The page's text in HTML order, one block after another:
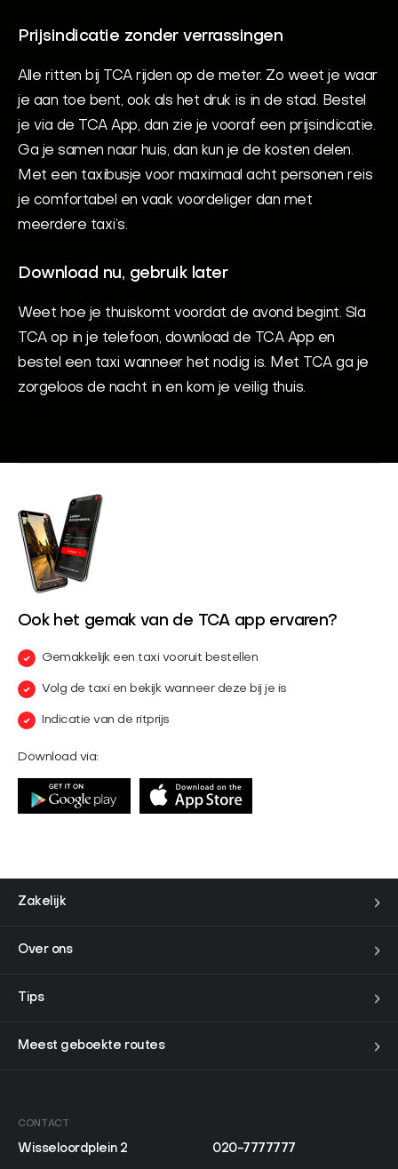
Prijsindicatie zonder verrassingen
Alle ritten bij TCA rijden op de meter. Zo weet je waar
je aan toe bent, ook als het druk is in de stad. Bestel
je via de TCA App, dan zie je vooraf een prijsindicatie.
Ga je samen naar huis, dan kun je de kosten delen.
Met een taxibusje voor maximaal acht personen reis
je comfortabel en vaak voordeliger dan met
meerdere taxi’s.
Download nu, gebruik later
Weet hoe je thuiskomt voordat de avond begint. Sla
TCA op in je telefoon, download de TCA App en
bestel een taxi wanneer het nodig is. Met TCA ga je
zorgeloos de nacht in en kom je veilig thuis.
Ook het gemak van de TCA app ervaren?
Gemakkelijk een taxi vooruit bestellen
Volg de taxi en bekijk wanneer deze bij je is
Indicatie van de ritprijs
Download via:
Zakelijk
Over ons
Tips
Meest geboekte routes
CONTACT
Wisseloordplein 2 020-7777777